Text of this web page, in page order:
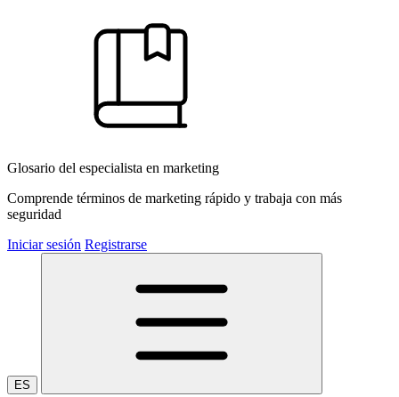
Glosario del especialista en marketing
Comprende términos de marketing rápido y trabaja con más
seguridad
Iniciar sesión Registrarse
ES